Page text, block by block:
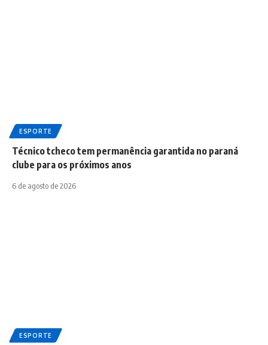
ESPORTE
Técnico tcheco tem permanência garantida no paraná
clube para os próximos anos
6 de agosto de 2026
ESPORTE